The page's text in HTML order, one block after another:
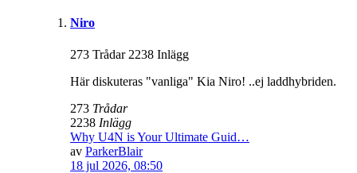
Niro
273 Trådar 2238 Inlägg
Här diskuteras "vanliga" Kia Niro! ..ej laddhybriden.
273 Trådar
2238 Inlägg
Why U4N is Your Ultimate Guid…
av ParkerBlair
18 jul 2026, 08:50